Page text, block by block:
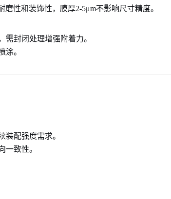
性和装饰性，膜厚2-5μm不影响尺寸精度。
需封闭处理增强附着力。
涂。
装配强度需求。
一致性。